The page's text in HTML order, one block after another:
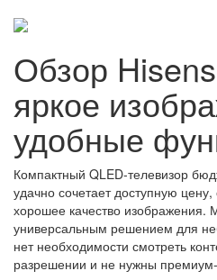
Обзор
яркое
удобные
Компактный QLED-телевизор
удачно сочетает доступную
хорошее качество изображения.
универсальным решением для
нет необходимости смотреть
разрешении и не нужны премиум-